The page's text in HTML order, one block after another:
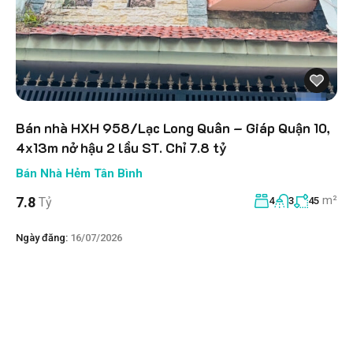
Bán nhà HXH 958/Lạc Long Quân – Giáp Quận 10,
4x13m nở hậu 2 lầu ST. Chỉ 7.8 tỷ
Bán Nhà Hẻm Tân Bình
7.8 Tỷ 4 3 45 m²
Ngày đăng: 16/07/2026